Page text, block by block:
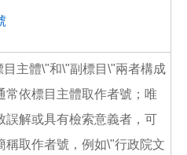
目主體\"和\"副標目\"兩者構成
常依標目主體取作者號；唯
誤解或具有檢索意義者，可
稱取作者號，例如\"行政院文